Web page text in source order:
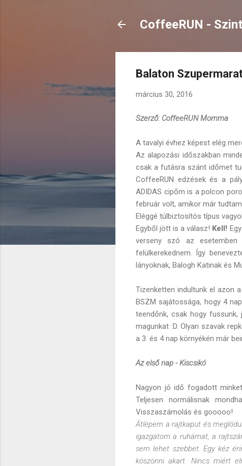
CoffeeRUN -
Balaton
március 30, 2016
Szerző: CoffeeRUN Momma
A tavalyi évhez képest elég
Az alapozási időszakban
csak a futásra szánt időmet
CoffeeRUN edzések és a
ADIDAS cipőm is a polcon
február volt, amikor már
Eléggé túlbiztosítós típus
Egyből jött is a válasz! Kell!
verseny szó az
felülkerekednem. Így
lányoknak, Balogh Katinak és
Tizenketten indultunk el azon
BSZM sajátossága, hogy 4
teendőnk, csak hogy fussunk,
magunkat :D. Olyan szavak
a 3. és 4 nap környékén már
Az első nap - Kiscsikó
Nagyon jó idő fogadott
Teljesen normálisnak
Visszaszámolás és gooooo!
Átlépem a rajtkaput és
igazgatom a ruhámat, a
sem lehet szebbet. Egy kéz
köszönni akart. Nincs miért